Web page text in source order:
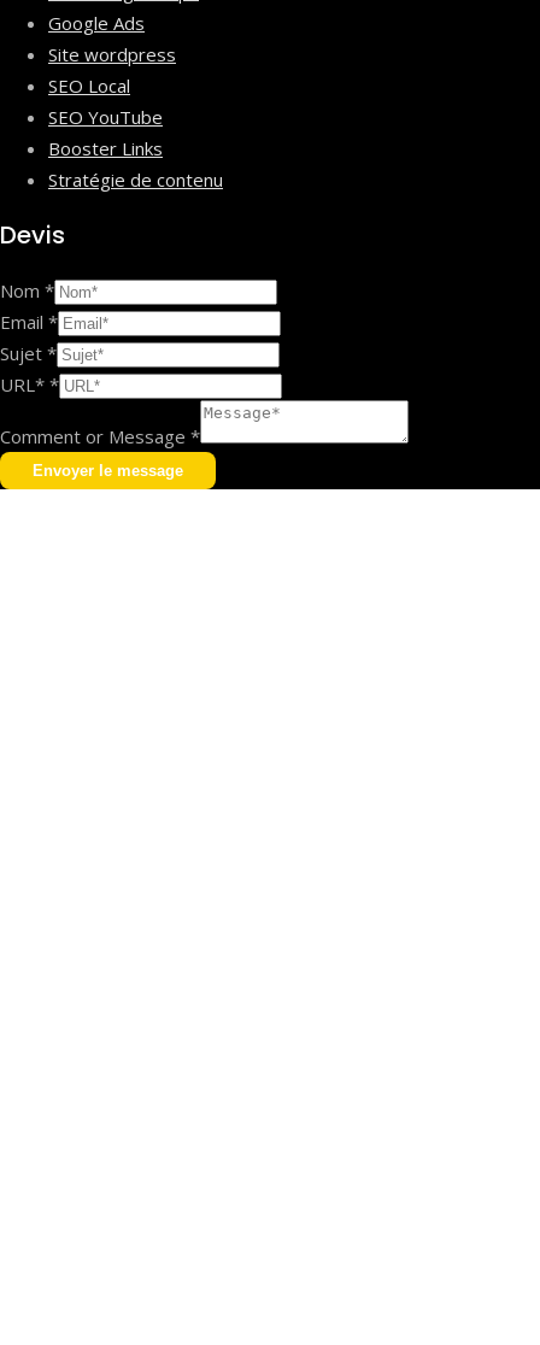
Google Ads
Site wordpress
SEO Local
SEO YouTube
Booster Links
Stratégie de contenu
Devis
Nom *
Email *
Sujet *
URL* *
Comment or Message *
Envoyer le message